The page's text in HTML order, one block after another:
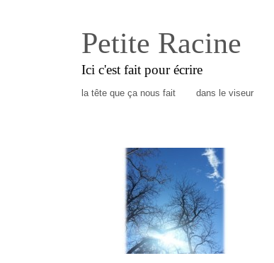
Petite Racine
Ici c'est fait pour écrire
la tête que ça nous fait dans le viseur